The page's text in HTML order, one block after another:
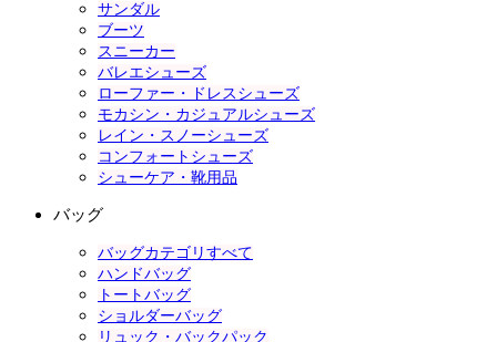
サンダル
ブーツ
スニーカー
バレエシューズ
ローファー・ドレスシューズ
モカシン・カジュアルシューズ
レイン・スノーシューズ
コンフォートシューズ
シューケア・靴用品
バッグ
バッグカテゴリすべて
ハンドバッグ
トートバッグ
ショルダーバッグ
リュック・バックパック